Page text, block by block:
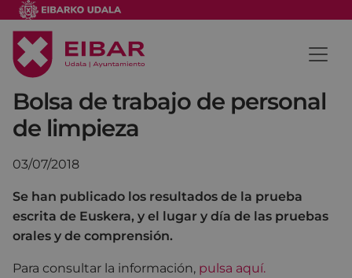
Bolsa de trabajo de personal
de limpieza
03/07/2018
Se han publicado los resultados de la prueba
escrita de Euskera, y el lugar y día de las pruebas
orales y de comprensión.
Para consultar la información, pulsa aquí.